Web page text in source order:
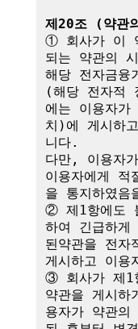
제20조 (약관
① 회사가 이
되는 약관의
해당 전자금융
(해당 전자적
에는 이용자
치)에 게시하
니다.
다만, 이용자
이용자에게 적
을 통지하였
② 제1항에도
하여 긴급하게
된약관을 전
게시하고 이용
③ 회사가 제1
약관을 게시하
용자가 약관의